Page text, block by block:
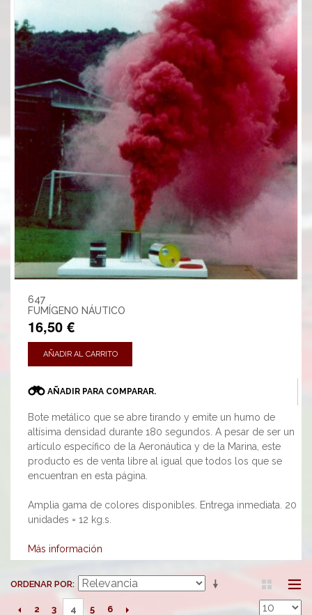
647
FUMÍGENO NÁUTICO
16,50 €
AÑADIR AL CARRITO
AÑADIR PARA COMPARAR.
Bote metálico que se abre tirando y emite un humo de
altísima densidad durante 180 segundos. A pesar de ser un
artículo específico de la Aeronáutica y de la Marina, este
producto es de venta libre al igual que todos los que se
encuentran en esta página.
Amplia gama de colores disponibles. Entrega inmediata. 20
unidades = 12 kg.s.
Más información
ORDENAR POR
2 3 4 5 6